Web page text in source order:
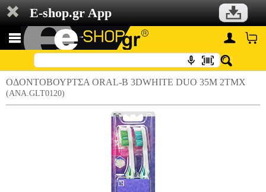
E-shop.gr App
ΟΔΟΝΤΟΒΟΥΡΤΣΑ ORAL-B 3DWHITE DUO 35M 2ΤΜΧ
(ANA.GLT0120)